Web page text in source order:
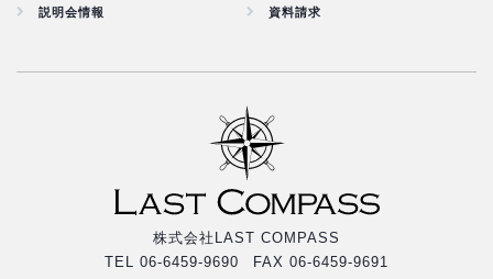
説明会情報
資料請求
株式会社LAST COMPASS
TEL 06-6459-9690 FAX 06-6459-9691